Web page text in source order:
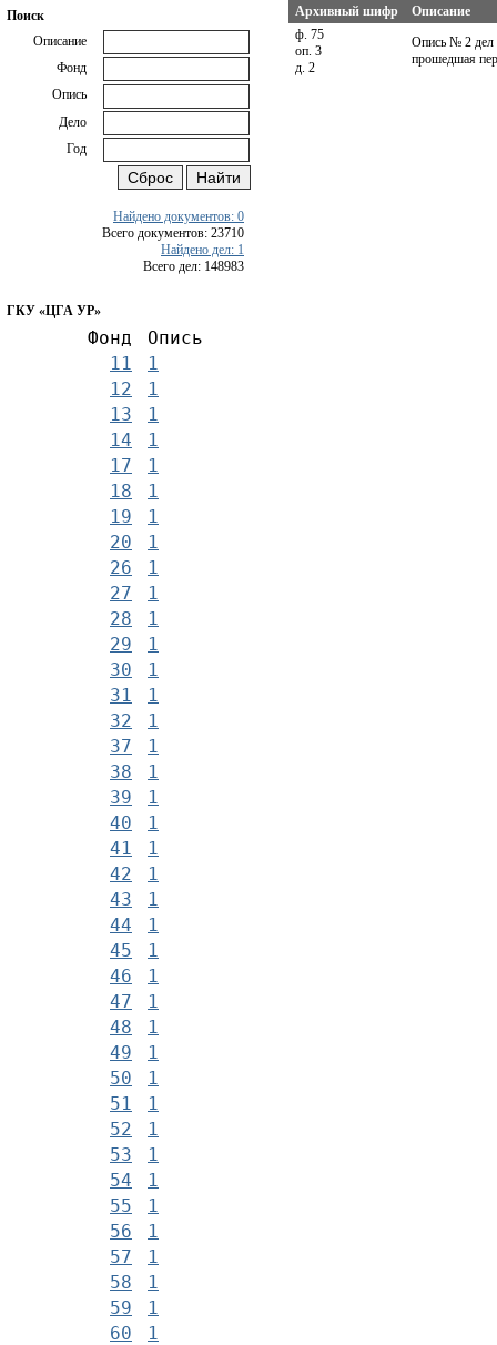
Поиск
Описание
Фонд
Опись
Дело
Год
Найдено документов: 0
Всего документов: 23710
Найдено дел: 1
Всего дел: 148983
ГКУ «ЦГА УР»
Фонд
Опись
11
1
12
1
13
1
14
1
17
1
18
1
19
1
20
1
26
1
27
1
28
1
29
1
30
1
31
1
32
1
37
1
38
1
39
1
40
1
41
1
42
1
43
1
44
1
45
1
46
1
47
1
48
1
49
1
50
1
51
1
52
1
53
1
54
1
55
1
56
1
57
1
58
1
59
1
60
1
Архивный шифр
Описание
ф. 75
оп. 3
д. 2
Опись № 2 дел
прошедшая